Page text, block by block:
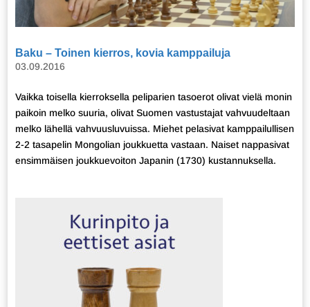
Baku – Toinen kierros, kovia kamppailuja
03.09.2016
Vaikka toisella kierroksella peliparien tasoerot olivat vielä monin
paikoin melko suuria, olivat Suomen vastustajat vahvuudeltaan
melko lähellä vahvuusluvuissa. Miehet pelasivat kamppailullisen
2-2 tasapelin Mongolian joukkuetta vastaan. Naiset nappasivat
ensimmäisen joukkuevoiton Japanin (1730) kustannuksella.